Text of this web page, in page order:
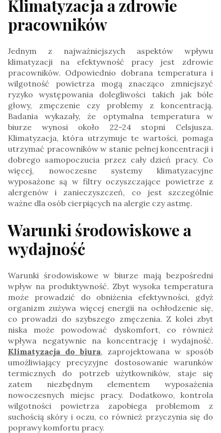
Klimatyzacja a zdrowie
pracowników
Jednym z najważniejszych aspektów wpływu
klimatyzacji na efektywność pracy jest zdrowie
pracowników. Odpowiednio dobrana temperatura i
wilgotność powietrza mogą znacząco zmniejszyć
ryzyko występowania dolegliwości takich jak bóle
głowy, zmęczenie czy problemy z koncentracją.
Badania wykazały, że optymalna temperatura w
biurze wynosi około 22-24 stopni Celsjusza.
Klimatyzacja, która utrzymuje te wartości, pomaga
utrzymać pracowników w stanie pełnej koncentracji i
dobrego samopoczucia przez cały dzień pracy. Co
więcej, nowoczesne systemy klimatyzacyjne
wyposażone są w filtry oczyszczające powietrze z
alergenów i zanieczyszczeń, co jest szczególnie
ważne dla osób cierpiących na alergie czy astmę.
Warunki środowiskowe a
wydajność
Warunki środowiskowe w biurze mają bezpośredni
wpływ na produktywność. Zbyt wysoka temperatura
może prowadzić do obniżenia efektywności, gdyż
organizm zużywa więcej energii na ochłodzenie się,
co prowadzi do szybszego zmęczenia. Z kolei zbyt
niska może powodować dyskomfort, co również
wpływa negatywnie na koncentrację i wydajność.
Klimatyzacja do biura, zaprojektowana w sposób
umożliwiający precyzyjne dostosowanie warunków
termicznych do potrzeb użytkowników, staje się
zatem niezbędnym elementem wyposażenia
nowoczesnych miejsc pracy. Dodatkowo, kontrola
wilgotności powietrza zapobiega problemom z
suchością skóry i oczu, co również przyczynia się do
poprawy komfortu pracy.